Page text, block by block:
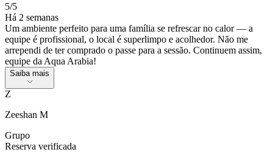
5/5
Há 2 semanas
Um ambiente perfeito para uma família se refrescar no calor — a
equipe é profissional, o local é superlimpo e acolhedor. Não me
arrependi de ter comprado o passe para a sessão. Continuem assim,
equipe da Aqua Arabia!
Saiba mais
Z
Zeeshan M
Grupo
Reserva verificada